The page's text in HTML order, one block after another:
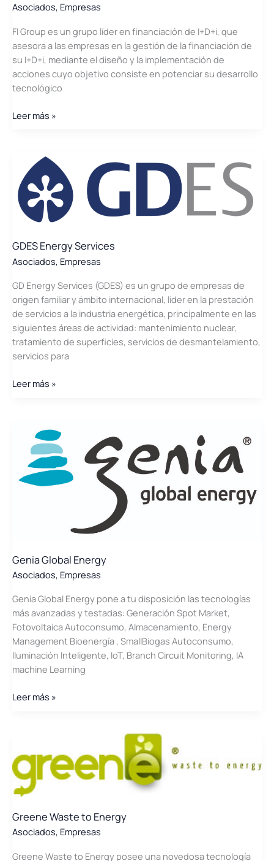
Asociados, Empresas
FI Group es un grupo líder en financiación de I+D+i, que
asesora a las empresas en la gestión de la financiación de
su I+D+i, mediante el diseño y la implementación de
acciones cuyo objetivo consiste en potenciar su desarrollo
tecnológico
FI
Leer más »
GDES Energy Services
Asociados, Empresas
GD Energy Services (GDES) es un grupo de empresas de
origen familiar y ámbito internacional, líder en la prestación
de servicios a la industria energética, principalmente en las
siguientes áreas de actividad: mantenimiento nuclear,
tratamiento de superficies, servicios de desmantelamiento,
servicios para
GDES
Leer más »
Genia Global Energy
Asociados, Empresas
Genia Global Energy pone a tu disposición las tecnologías
más avanzadas y testadas: Generación Spot Market,
Fotovoltaica Autoconsumo, Almacenamiento, Energy
Management Bioenergía , SmallBiogas Autoconsumo,
Iluminación Inteligente, IoT, Branch Circuit Monitoring, IA
machine Learning
Genia
Leer más »
Greene Waste to Energy
Asociados, Empresas
Greene Waste to Energy posee una novedosa tecnología